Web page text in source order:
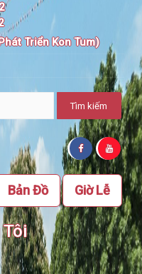
Triển Kon Tum)
Giờ Lễ
Bản Đồ
Tôi